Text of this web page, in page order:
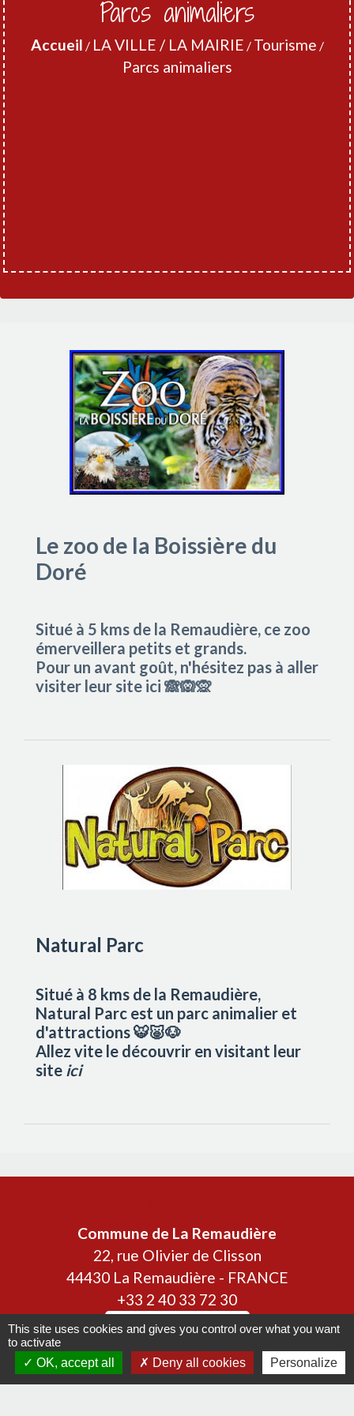
Parcs animaliers
Accueil / LA VILLE / LA MAIRIE / Tourisme /
Parcs animaliers
Le zoo de la Boissière du
Doré
Situé à 5 kms de la Remaudière, ce zoo
émerveillera petits et grands.
Pour un avant goût, n'hésitez pas à aller
visiter leur site ici 🙈🙉🙊
Natural Parc
Situé à 8 kms de la Remaudière,
Natural Parc est un parc animalier et
d'attractions 🐯🐷🐶
Allez vite le découvrir en visitant leur
site ici
Commune de La Remaudière
22, rue Olivier de Clisson
44430 La Remaudière - FRANCE
+33 2 40 33 72 30
Contact par formulaire
This site uses cookies and gives you control over what you want
to activate
OK, accept all
Deny all cookies Personalize